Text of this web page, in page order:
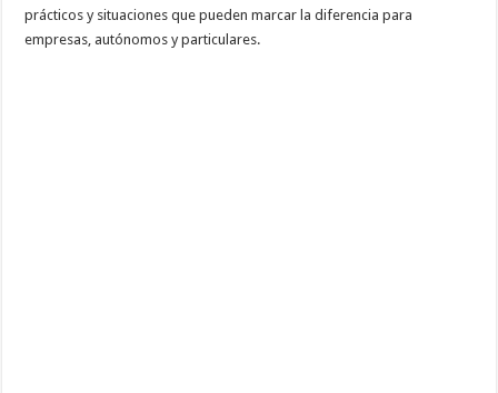
prácticos y situaciones que pueden marcar la diferencia para
empresas, autónomos y particulares.